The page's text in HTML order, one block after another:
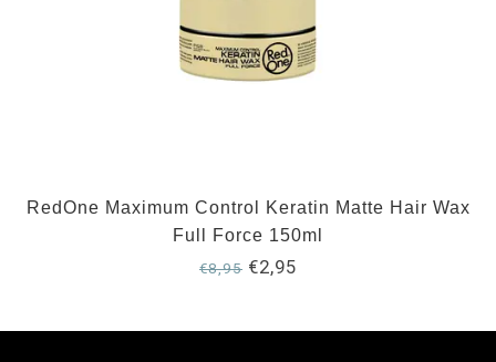
RedOne Maximum Control Keratin Matte Hair Wax
Full Force 150ml
€8,95 €2,95